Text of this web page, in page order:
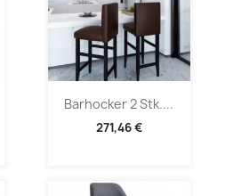
Barhocker 2 Stk....
271,46 €